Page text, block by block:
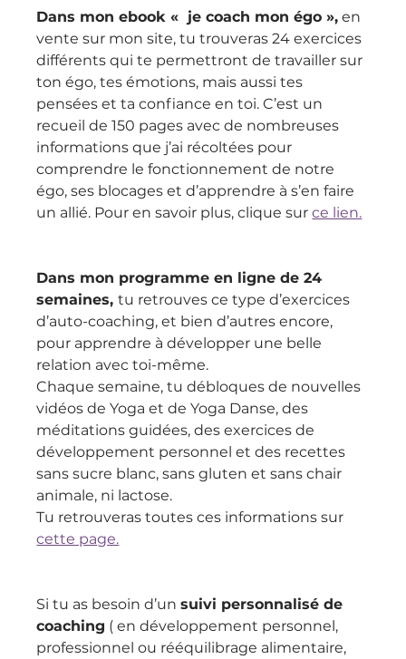
Dans mon ebook «  je coach mon égo », en
vente sur mon site, tu trouveras 24 exercices
différents qui te permettront de travailler sur
ton égo, tes émotions, mais aussi tes
pensées et ta confiance en toi. C’est un
recueil de 150 pages avec de nombreuses
informations que j’ai récoltées pour
comprendre le fonctionnement de notre
égo, ses blocages et d’apprendre à s’en faire
un allié. Pour en savoir plus, clique sur ce lien.
Dans mon programme en ligne de 24
semaines, tu retrouves ce type d’exercices
d’auto-coaching, et bien d’autres encore,
pour apprendre à développer une belle
relation avec toi-même.
Chaque semaine, tu débloques de nouvelles
vidéos de Yoga et de Yoga Danse, des
méditations guidées, des exercices de
développement personnel et des recettes
sans sucre blanc, sans gluten et sans chair
animale, ni lactose.
Tu retrouveras toutes ces informations sur
cette page.
Si tu as besoin d’un suivi personnalisé de
coaching ( en développement personnel,
professionnel ou rééquilibrage alimentaire,